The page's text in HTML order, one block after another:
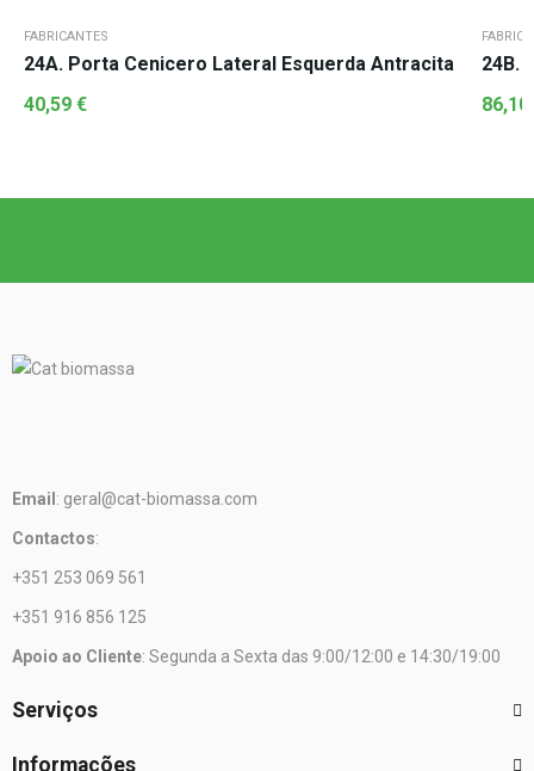
FABRICANTES
24A. Porta Cenicero Lateral Esquerda Antracita
40,59 €
24B.
86,10
Email : geral@cat-biomassa.com
Contactos:
+351 253 069 561
+351 916 856 125
Apoio ao Cliente: Segunda a Sexta das 9:00/12:00 e 14:30/19:00
Serviços
Informações